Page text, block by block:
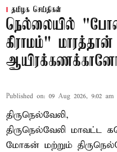
தமிழக செய்திகள்
நெல்லையில்
கிராமம்"
Published on: 09 Aug 2026, 9:02 am
திருநெல்வேலி,
திருநெல்வேலி மாவட்ட
மோகன் மற்றும்